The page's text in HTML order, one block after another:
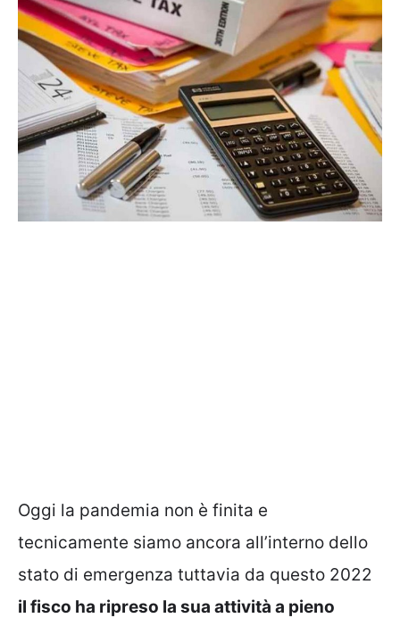
Oggi la pandemia non è finita e
tecnicamente siamo ancora all’interno dello
stato di emergenza tuttavia da questo 2022
il fisco ha ripreso la sua attività a pieno